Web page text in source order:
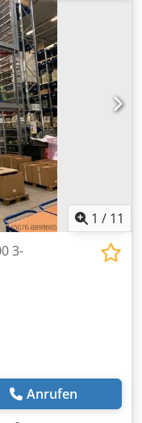
1 / 11
3-
Anrufen